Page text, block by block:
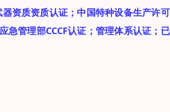
资质资质认证；中国特种设备生产许
急管理部CCCF认证；管理体系认证；